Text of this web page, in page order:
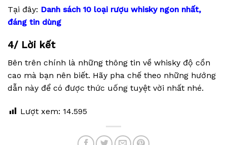
Tại đây: Danh sách 10 loại rượu whisky ngon nhất,
đáng tin dùng
4/ Lời kết
Bên trên chính là những thông tin về whisky độ cồn
cao mà bạn nên biết. Hãy pha chế theo những hướng
dẫn này để có được thức uống tuyệt vời nhất nhé.
Lượt xem: 14.595